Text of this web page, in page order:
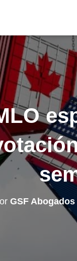
GSF